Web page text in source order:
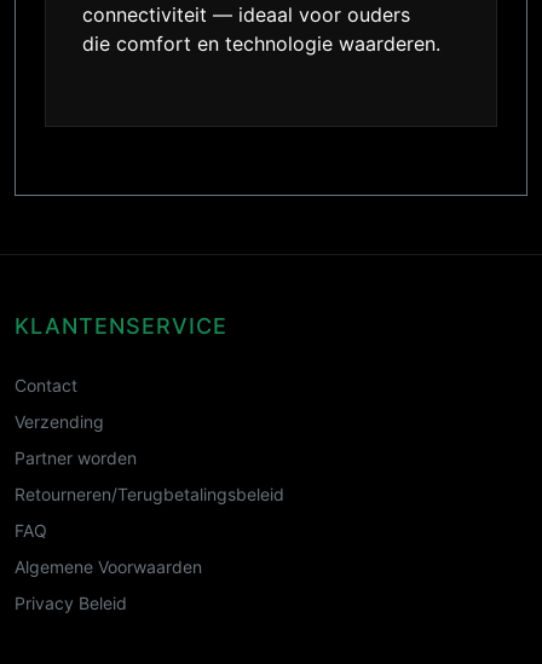
connectiviteit — ideaal voor ouders
die comfort en technologie waarderen.
KLANTENSERVICE
Contact
Verzending
Partner worden
Retourneren/Terugbetalingsbeleid
FAQ
Algemene Voorwaarden
Privacy Beleid